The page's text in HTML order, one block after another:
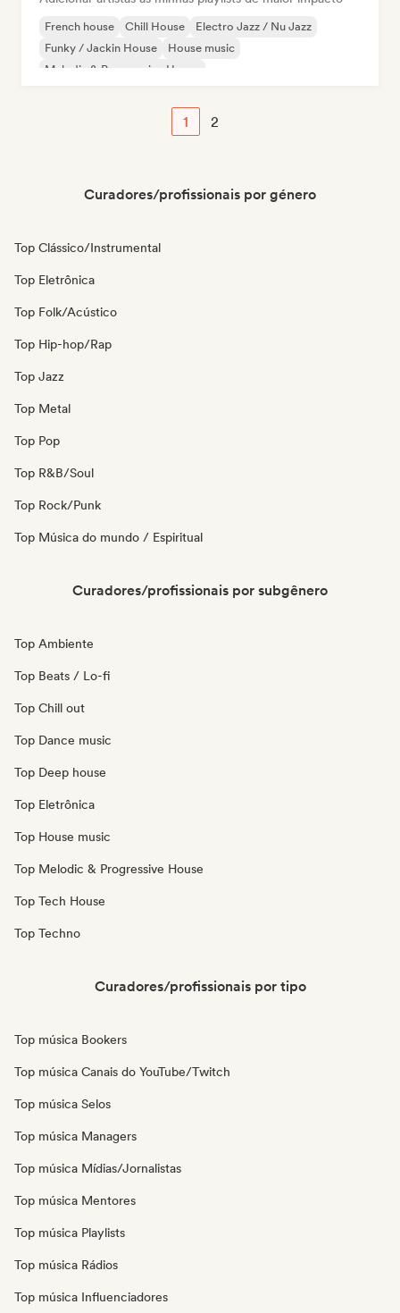
French house Chill House
Electro Jazz / Nu Jazz
Funky / Jackin House
House music
Melodic & Progressive House
1 2
Curadores/profissionais por género
Top Clássico/Instrumental
Top Eletrônica
Top Folk/Acústico
Top Hip-hop/Rap
Top Jazz
Top Metal
Top Pop
Top R&B/Soul
Top Rock/Punk
Top Música do mundo / Espiritual
Curadores/profissionais por subgênero
Top Ambiente
Top Beats / Lo-fi
Top Chill out
Top Dance music
Top Deep house
Top Eletrônica
Top House music
Top Melodic & Progressive House
Top Tech House
Top Techno
Curadores/profissionais por tipo
Top música Bookers
Top música Canais do YouTube/Twitch
Top música Selos
Top música Managers
Top música Mídias/Jornalistas
Top música Mentores
Top música Playlists
Top música Rádios
Top música Influenciadores